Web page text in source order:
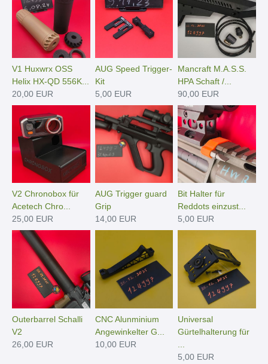
V1 Huxwrx OSS
Helix HX-QD 556K...
20,00 EUR
AUG Speed Trigger-
Kit
5,00 EUR
Mancraft M.A.S.S.
HPA Schaft /...
90,00 EUR
V2 Chronobox für
Acetech Chro...
25,00 EUR
AUG Trigger guard
Grip
14,00 EUR
Bit Halter für
Reddots einzust...
5,00 EUR
Outerbarrel Schalli
V2
26,00 EUR
CNC Alunminium
Angewinkelter G...
10,00 EUR
Universal
Gürtelhalterung für
5,00 EUR